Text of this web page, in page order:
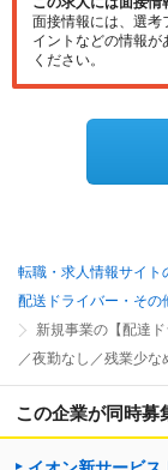
面接情報には、選考
イントなどの情報が
ください。
転職・求人情報サイト
配送ドライバー・その
新規事業の【配達
／夜勤なし／残業少な
この企業が同時募